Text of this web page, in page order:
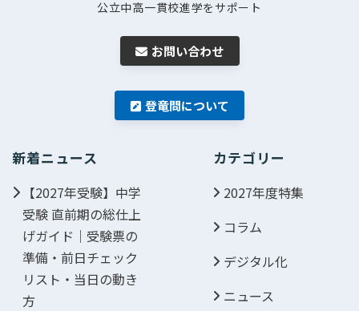
公立中高一貫校進学をサポート
お問い合わせ
登竜問について
新着ニュース
【2027年受験】中学
受験 直前期の総仕上
げガイド｜受験票の
準備・前日チェック
リスト・当日の動き
方
カテゴリー
2027年度特集
コラム
デジタル化
ニュース